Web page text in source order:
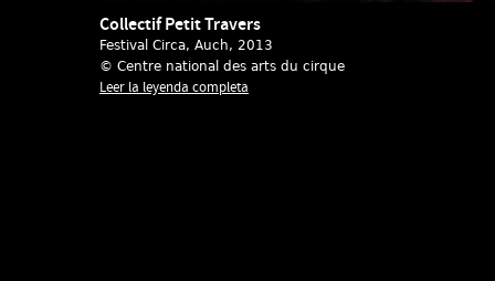
Collectif Petit Travers
Festival Circa, Auch, 2013
© Centre national des arts du cirque
Leer la leyenda completa